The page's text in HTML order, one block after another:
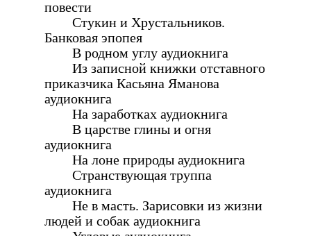
повести
Стукин и Хрустальников.
Банковая эпопея
В родном углу аудиокнига
Из записной книжки отставного
приказчика Касьяна Яманова
аудиокнига
На заработках аудиокнига
В царстве глины и огня
аудиокнига
На лоне природы аудиокнига
Странствующая труппа
аудиокнига
Не в масть. Зарисовки из жизни
людей и собак аудиокнига